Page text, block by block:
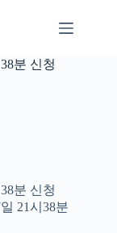
분 신청
분 신청
21시38분